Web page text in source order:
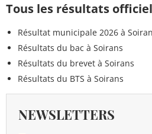
Dinoterbe <0,020
Escherichia coli
/100ml - MF
0 n/
Dibromoéthane-1,2 <0,1 µg/L
Fosetyl-aluminium <0,100
Epoxyconazole
Tous les résultats
Résultat municipale 2026 à
Résultats du bac à Soirans
Résultats du brevet à Soirans
Résultats du BTS à Soirans
NEWSLETTERS